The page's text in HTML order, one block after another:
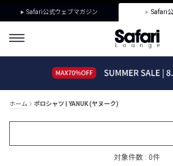
Safari公式ウェブマガジン Safari
ホーム ポロシャツ | YANUK (ヤヌーク)
対象件数 : 0件